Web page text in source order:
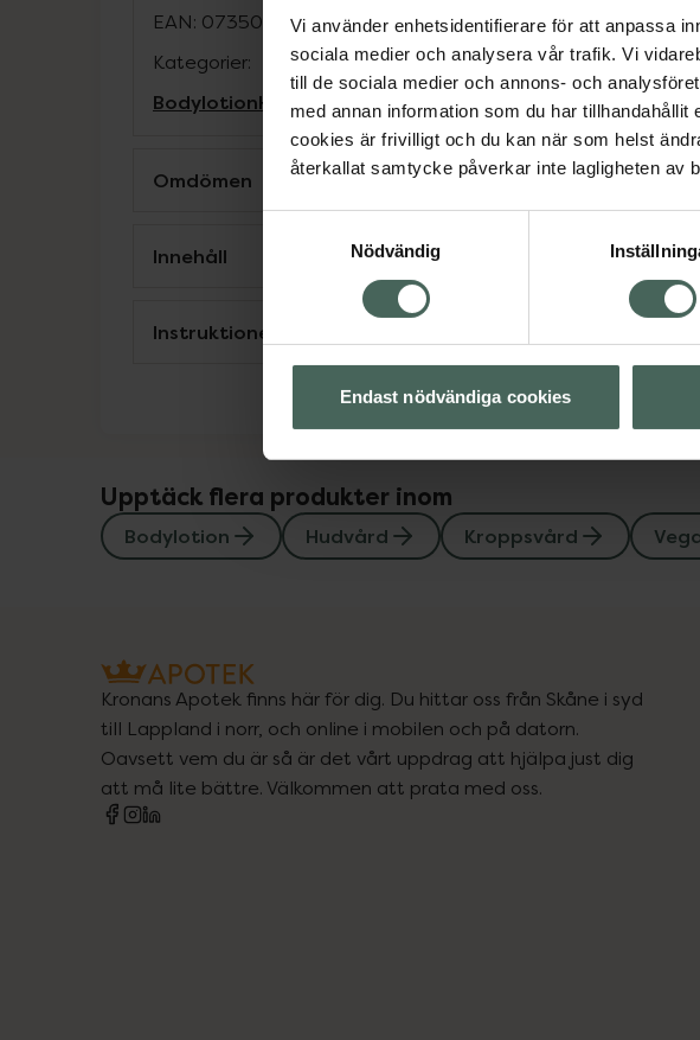
Vi använder enhetsidentifierare för att anpassa
sociala medier och analysera vår trafik. Vi
till de sociala medier och annons- och
med annan information som du har
cookies är frivilligt och du kan när som helst
återkallat samtycke påverkar inte lagligheten av
Nödvändig
Endast nödvändiga cookies
EAN: 07350053041202
Kategorier:
BodylotionHudvårdKroppsvårdVeganska produkter
Omdömen
Innehåll
Instruktioner
Upptäck flera produkter inom
Bodylotion Hudvård Kroppsvård
Kronans Apotek finns här för dig. Du hittar oss från Skåne i syd
till Lappland i norr, och online i mobilen och på datorn.
Oavsett vem du är så är det vårt uppdrag att hjälpa just dig
att må lite bättre. Välkommen att prata med oss.